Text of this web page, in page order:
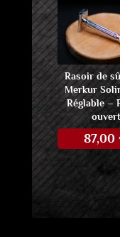
Rasoir de
Merkur
Réglable –
ouvert
87,00